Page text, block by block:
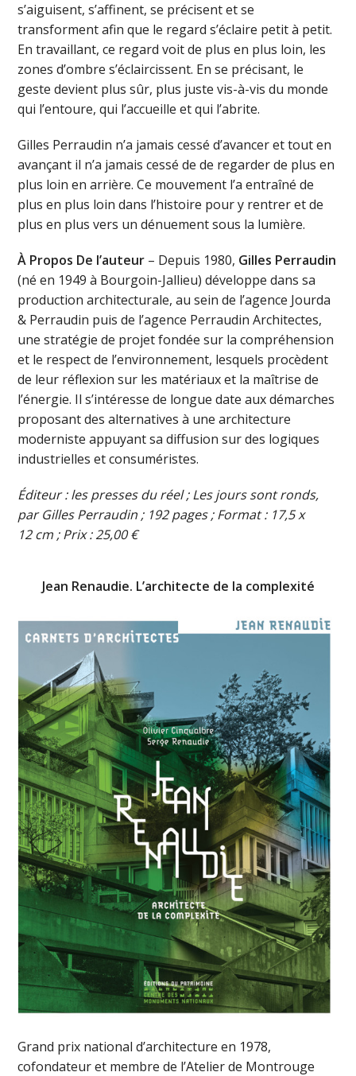
s’aiguisent, s’affinent, se précisent et se
transforment afin que le regard s’éclaire petit à petit.
En travaillant, ce regard voit de plus en plus loin, les
zones d’ombre s’éclaircissent. En se précisant, le
geste devient plus sûr, plus juste vis-à-vis du monde
qui l’entoure, qui l’accueille et qui l’abrite.
Gilles Perraudin n’a jamais cessé d’avancer et tout en
avançant il n’a jamais cessé de de regarder de plus en
plus loin en arrière. Ce mouvement l’a entraîné de
plus en plus loin dans l’histoire pour y rentrer et de
plus en plus vers un dénuement sous la lumière.
À Propos De l’auteur – Depuis 1980, Gilles Perraudin
(né en 1949 à Bourgoin-Jallieu) développe dans sa
production architecturale, au sein de l’agence Jourda
& Perraudin puis de l’agence Perraudin Architectes,
une stratégie de projet fondée sur la compréhension
et le respect de l’environnement, lesquels procèdent
de leur réflexion sur les matériaux et la maîtrise de
l’énergie. Il s’intéresse de longue date aux démarches
proposant des alternatives à une architecture
moderniste appuyant sa diffusion sur des logiques
industrielles et consuméristes.
Éditeur : les presses du réel ; Les jours sont ronds,
par Gilles Perraudin ; 192 pages ; Format : 17,5 x
12 cm ; Prix : 25,00 €
Jean Renaudie. L’architecte de la complexité
Grand prix national d’architecture en 1978,
cofondateur et membre de l’Atelier de Montrouge